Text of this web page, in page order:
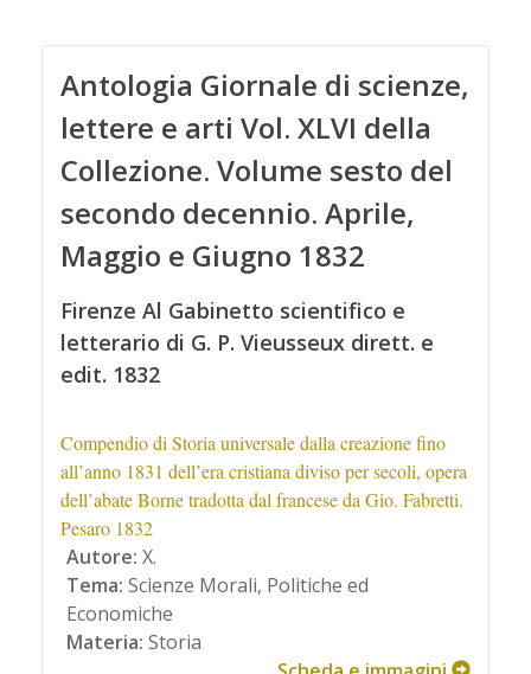
Antologia Giornale di scienze,
lettere e arti Vol. XLVI della
Collezione. Volume sesto del
secondo decennio. Aprile,
Maggio e Giugno 1832
Firenze Al Gabinetto scientifico e
letterario di G. P. Vieusseux dirett. e
edit. 1832
Compendio di Storia universale dalla creazione fino
all’anno 1831 dell’era cristiana diviso per secoli, opera
dell’abate Borne tradotta dal francese da Gio. Fabretti.
Pesaro 1832
Autore: X.
Tema: Scienze Morali, Politiche ed
Economiche
Materia: Storia